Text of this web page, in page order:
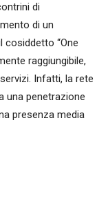
di
di un
cosiddetto “One
raggiungibile,
Infatti, la rete
una penetrazione
presenza media